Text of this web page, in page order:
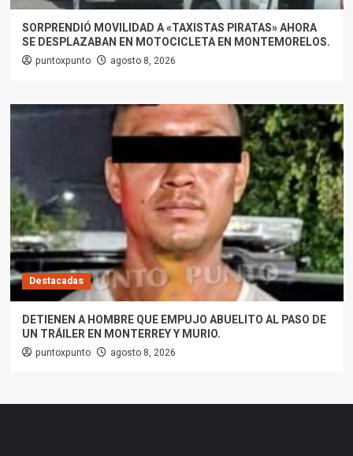
SORPRENDIÓ MOVILIDAD A «TAXISTAS PIRATAS» AHORA
SE DESPLAZABAN EN MOTOCICLETA EN MONTEMORELOS.
puntoxpunto agosto 8, 2026
Destacadas
DETIENEN A HOMBRE QUE EMPUJO ABUELITO AL PASO DE
UN TRÁILER EN MONTERREY Y MURIO.
puntoxpunto agosto 8, 2026